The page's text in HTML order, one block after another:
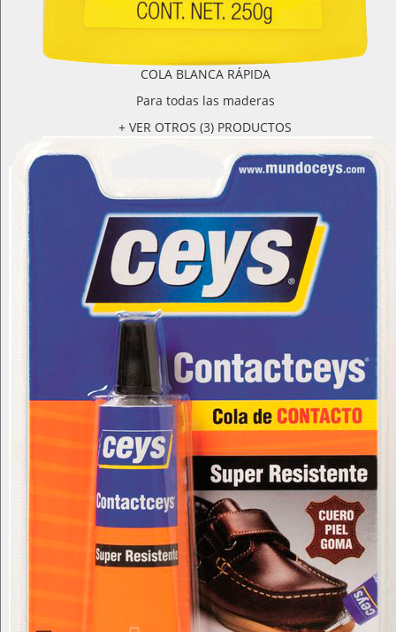
COLA BLANCA RÁPIDA
Para todas las maderas
+ VER OTROS (3) PRODUCTOS